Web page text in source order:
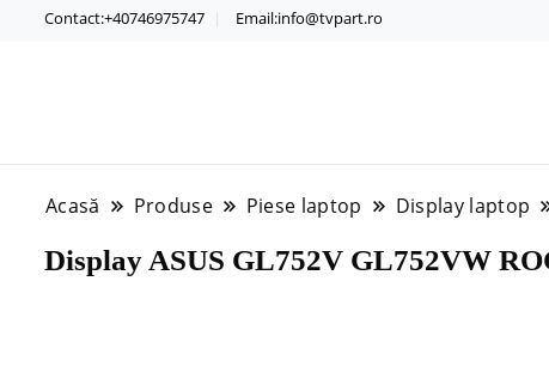
Contact:+40746975747 Email:info@tvpart.ro
Acasă Produse Piese laptop Display laptop
Display ASUS GL752V GL752VW